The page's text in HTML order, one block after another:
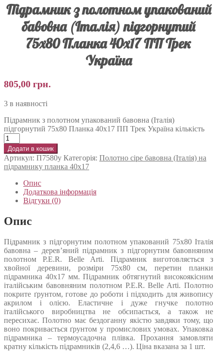
Підрамник з полотном упакований
бавовна (Італія) підгорнутий
75х80 Планка 40х17 ПП Трек
Україна
805,00 грн.
3 в наявності
Підрамник з полотном упакований бавовна (Італія)
підгорнутий 75х80 Планка 40х17 ПП Трек Україна кількість
Додати в кошик
Артикул: П7580у Категорія: Полотно сіре бавовна (Італія) на
підрамнику планка 40х17
Опис
Додаткова інформація
Відгуки (0)
Опис
Підрамник з підгорнутим полотном упакований 75х80 Італія
бавовна – дерев’яний підрамник з підгорнутим бавовняним
полотном P.E.R. Belle Arti. Підрамник виготовляється з
хвойної деревини, розміри 75х80 см, перетин планки
підрамника 40х17 мм. Підрамник обтягнутий високоякісним
італійським бавовняним полотном P.E.R. Belle Arti. Полотно
покрите ґрунтом, готове до роботи і підходить для живопису
акрилом і олією. Еластичне і дуже гнучке полотно
італійського виробництва не обсипається, а також не
пересихає. Полотно має бездоганну якістю завдяки тому, що
воно покривається ґрунтом у промислових умовах. Упаковка
підрамника – термоусадочна плівка. Прохання замовляти
кратну кількість підрамників (2,4,6 …). Ціна вказана за 1 шт.